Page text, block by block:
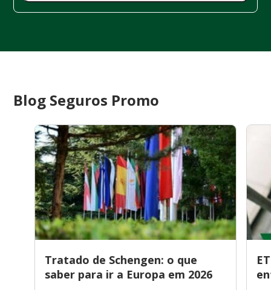
Blog Seguros Promo
Tratado de Schengen: o que
saber para ir a Europa em 2026